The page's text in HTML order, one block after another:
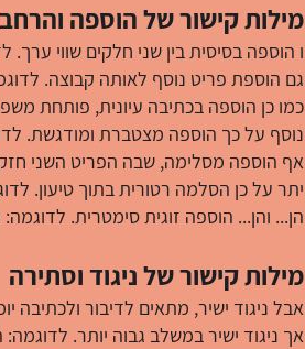
מילות קישור של הוספה
ו הוספה בסיסית בין שני חלקים שווי
גם הוספת פריט נוסף לאותה קבוצה.
כמו כן הוספה בכתיבה עיונית, פותחת
נוסף על כך הוספה מצטברת ומודגשת.
אף הוספה מסלימה, שבה הפריט השני
יתר על כן הסלמה רטורית בתוך טיעון.
הן... והן... הוספה זוגית סימטרית.
מילות קישור של ניגוד וסתירה
אבל ניגוד ישיר, מתאים לדיבור ולכתיבה
אך ניגוד ישיר במשלב גבוה יותר.